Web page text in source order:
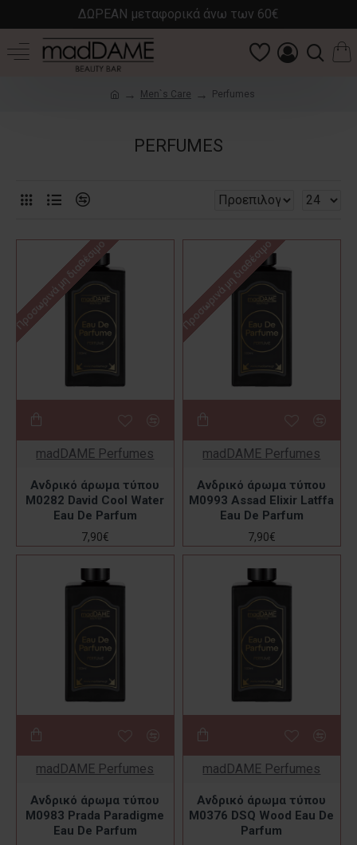
ΔΩΡΕΑΝ μεταφορικά άνω των 60€
Men`s Care Perfumes
PERFUMES
Προσωρινά μη διαθέσιμο
madDAME Perfumes
Ανδρικό άρωμα τύπου
M0282 David Cool Water
Eau De Parfum
7,90€
Προσωρινά μη διαθέσιμο
madDAME Perfumes
Ανδρικό άρωμα τύπου
M0993 Assad Elixir Latffa
Eau De Parfum
7,90€
madDAME Perfumes
Ανδρικό άρωμα τύπου
M0983 Prada Paradigme
Eau De Parfum
madDAME Perfumes
Ανδρικό άρωμα τύπου
M0376 DSQ Wood Eau De
Parfum